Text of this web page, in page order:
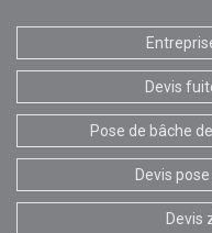
Devis
Pose de bâche
Devis
Devis